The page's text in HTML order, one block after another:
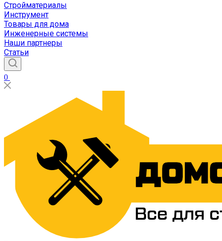
Стройматериалы
Инструмент
Товары для дома
Инженерные системы
Наши партнеры
Статьи
0